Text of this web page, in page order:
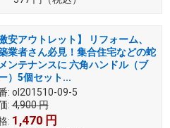
激安アウトレット】 リフォーム、
業者さん必見！集合住宅などの蛇
ンテナンスに 六角ハンドル（ブ
）5個セット...
: ol201510-09-5
: 4,900円
: 1,470 円